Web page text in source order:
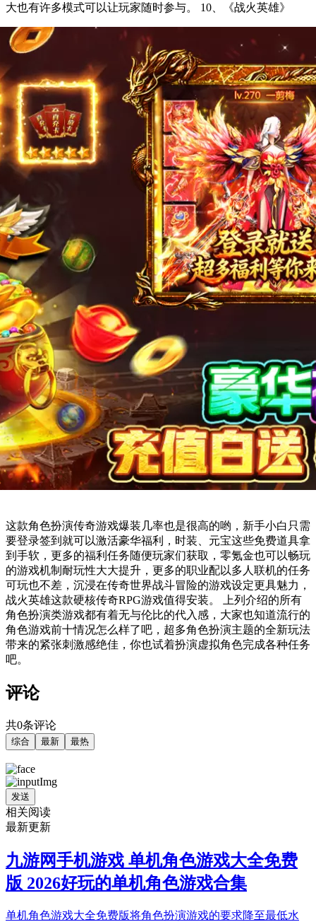
大也有许多模式可以让玩家随时参与。 10、《战火英雄》
这款角色扮演传奇游戏爆装几率也是很高的哟，新手小白只需
要登录签到就可以激活豪华福利，时装、元宝这些免费道具拿
到手软，更多的福利任务随便玩家们获取，零氪金也可以畅玩
的游戏机制耐玩性大大提升，更多的职业配以多人联机的任务
可玩也不差，沉浸在传奇世界战斗冒险的游戏设定更具魅力，
战火英雄这款硬核传奇RPG游戏值得安装。 上列介绍的所有
角色扮演类游戏都有着无与伦比的代入感，大家也知道流行的
角色游戏前十情况怎么样了吧，超多角色扮演主题的全新玩法
带来的紧张刺激感绝佳，你也试着扮演虚拟角色完成各种任务
吧。
评论
共0条评论
综合 最新 最热
发送
相关阅读
最新更新
九游网手机游戏 单机角色游戏大全免费
版 2026好玩的单机角色游戏合集
单机角色游戏大全免费版将角色扮演游戏的要求降至最低水